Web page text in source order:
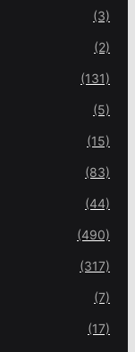
(3)
(2)
(131)
(5)
(15)
(83)
(44)
(490)
(317)
(7)
(17)